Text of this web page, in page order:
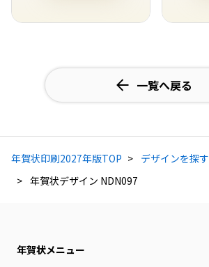
一覧へ戻る
年賀状印刷2027年版TOP
デザインを探す
年賀状デザイン NDN097
年賀状メニュー